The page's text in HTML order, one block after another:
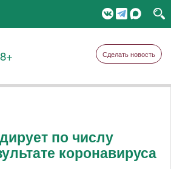
Сделать новость
по числу
коронавируса